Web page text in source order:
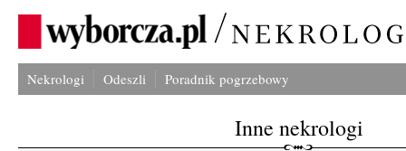
Nekrologi Odeszli Poradnik pogrzebowy
Inne nekrologi